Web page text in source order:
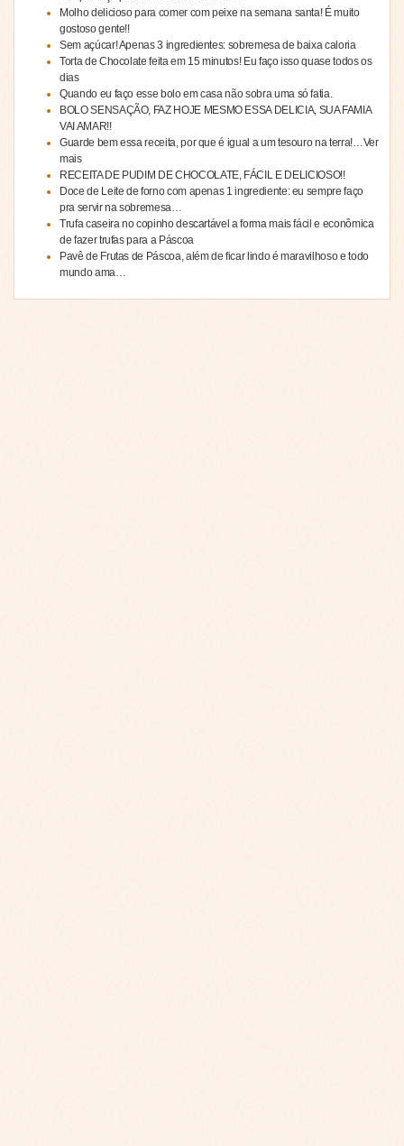
Molho delicioso para comer com peixe na semana santa! É muito
gostoso gente!!
Sem açúcar! Apenas 3 ingredientes: sobremesa de baixa caloria
Torta de Chocolate feita em 15 minutos! Eu faço isso quase todos os
dias
Quando eu faço esse bolo em casa não sobra uma só fatia.
BOLO SENSAÇÃO, FAZ HOJE MESMO ESSA DELICIA, SUA FAMIA
VAI AMAR!!
Guarde bem essa receita, por que é igual a um tesouro na terra!…Ver
mais
RECEITA DE PUDIM DE CHOCOLATE, FÁCIL E DELICIOSO!!
Doce de Leite de forno com apenas 1 ingrediente: eu sempre faço
pra servir na sobremesa…
Trufa caseira no copinho descartável a forma mais fácil e econômica
de fazer trufas para a Páscoa
Pavê de Frutas de Páscoa, além de ficar lindo é maravilhoso e todo
mundo ama…